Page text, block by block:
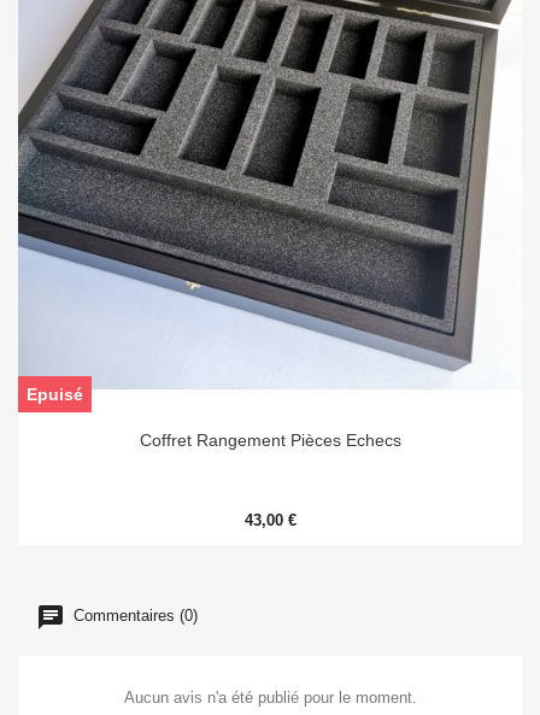
Coffret Rangement Pièces Echecs
43,00 €
Epuisé
Commentaires (0)
Aucun avis n'a été publié pour le moment.